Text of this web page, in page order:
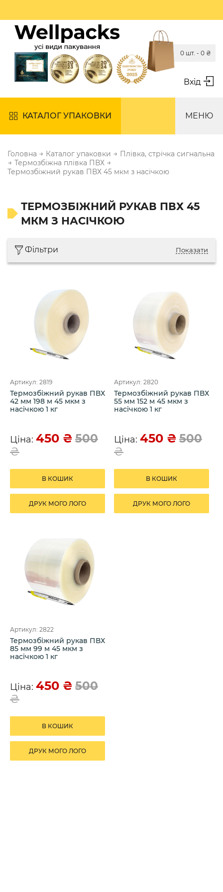
Вхід
0 шт. - 0 ₴
КАТАЛОГ УПАКОВКИ МЕНЮ
Головна → Каталог упаковки → Плівка, стрічка сигнальна
→ Термозбіжна плівка ПВХ →
Термозбіжний рукав ПВХ 45 мкм з насічкою
ТЕРМОЗБІЖНИЙ РУКАВ ПВХ 45
МКМ З НАСІЧКОЮ
Фільтри Показати
Артикул: 2819
Термозбіжний рукав ПВХ
42 мм 198 м 45 мкм з
насічкою 1 кг
Ціна: 450 ₴ 500
₴
В КОШИК
ДРУК МОГО ЛОГО
Артикул: 2820
Термозбіжний рукав ПВХ
55 мм 152 м 45 мкм з
насічкою 1 кг
Ціна: 450 ₴ 500
₴
В КОШИК
ДРУК МОГО ЛОГО
Артикул: 2822
Термозбіжний рукав ПВХ
85 мм 99 м 45 мкм з
насічкою 1 кг
Ціна: 450 ₴ 500
₴
В КОШИК
ДРУК МОГО ЛОГО